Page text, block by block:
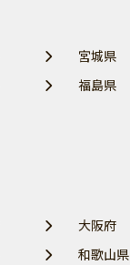
宮城県
福島県
大阪府
和歌山県